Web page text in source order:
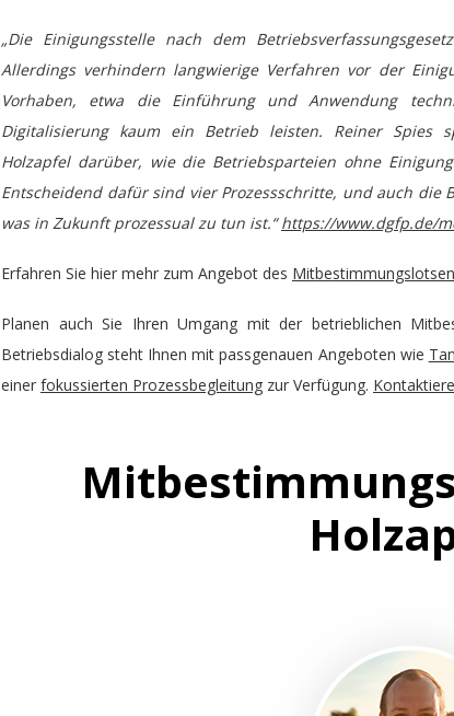
„Die Einigungsstelle nach dem
Allerdings verhindern langwierige Verfahren vor der
Vorhaben, etwa die Einführung und Anwendung
Digitalisierung kaum ein Betrieb leisten. Reiner Spies
Holzapfel darüber, wie die Betriebsparteien ohne
Entscheidend dafür sind vier Prozessschritte, und auch die
was in Zukunft prozessual zu tun ist.“https://www.dgfp.de/
Erfahren Sie hier mehr zum Angebot des Mitbestimmungslotsen
Planen auch Sie Ihren Umgang mit der betrieblichen
Betriebsdialog steht Ihnen mit passgenauen Angeboten wie
einer fokussierten Prozessbegleitung zur Verfügung.